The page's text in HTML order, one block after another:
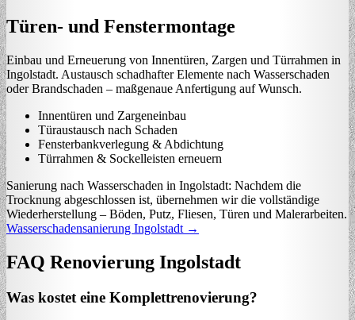
Türen- und Fenstermontage
Einbau und Erneuerung von Innentüren, Zargen und Türrahmen in
Ingolstadt. Austausch schadhafter Elemente nach Wasserschaden
oder Brandschaden – maßgenaue Anfertigung auf Wunsch.
Innentüren und Zargeneinbau
Türaustausch nach Schaden
Fensterbankverlegung & Abdichtung
Türrahmen & Sockelleisten erneuern
Sanierung nach Wasserschaden in Ingolstadt: Nachdem die
Trocknung abgeschlossen ist, übernehmen wir die vollständige
Wiederherstellung – Böden, Putz, Fliesen, Türen und Malerarbeiten.
Wasserschadensanierung Ingolstadt →
FAQ Renovierung Ingolstadt
Was kostet eine Komplettrenovierung?